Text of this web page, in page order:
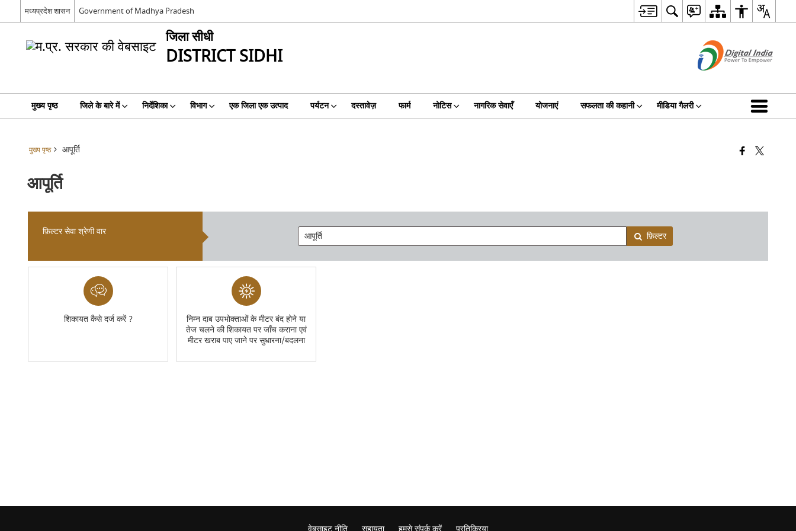
मध्यप्रदेश शासन Government of Madhya Pradesh
जिला सीधी
DISTRICT SIDHI
मुख्य पृष्ठ जिले के बारे में निर्देशिका विभाग एक जिला एक उत्पाद पर्यटन दस्तावेज़ फार्म नोटिस नागरिक सेवाएँ योजनाएं सफलता की कहानी मीडिया गैलरी
मुख्य पृष्ठ आपूर्ति
आपूर्ति
फ़िल्टर सेवा श्रेणी वार फ़िल्टर
शिकायत कैसे दर्ज करें ?
निम्न दाब उपभोक्ताओं के मीटर बंद होने या
तेज चलने की शिकायत पर जॉंच कराना एवं
मीटर खराब पाए जाने पर सुधारना/बदलना